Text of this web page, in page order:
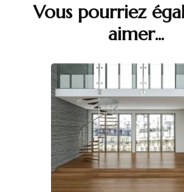
Navigation
Vous pourriez
aimer...